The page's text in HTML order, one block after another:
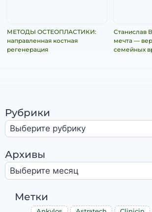
МЕТОДЫ ОСТЕОПЛАСТИКИ:
направленная костная
регенерация
Станислав
мечта —
семейных
Рубрики
Архивы
Метки